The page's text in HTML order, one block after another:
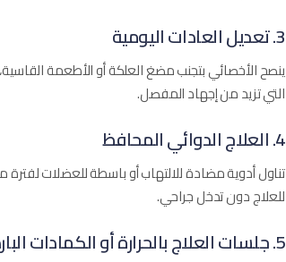
3. تعديل العادات اليومية
ينصح الأخصائي بتجنب مضغ العلكة أو الأطعمة
التي تزيد من إجهاد المفصل.
4. العلاج الدوائي المحافظ
تناول أدوية مضادة للالتهاب أو باسطة للعضلات
للعلاج دون تدخل جراحي.
5. جلسات العلاج بالحرارة أو الكمادات الباردة